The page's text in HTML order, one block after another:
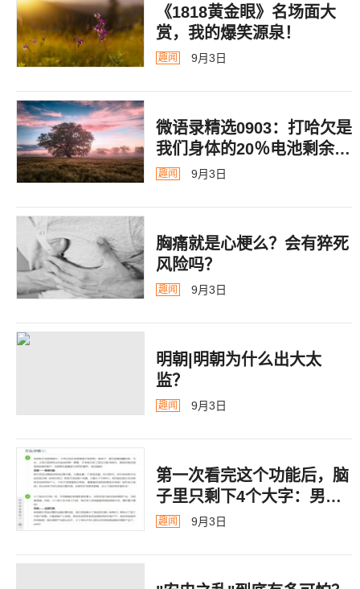
《1818黄金眼》名场面大
赏，我的爆笑源泉！
趣闻 9月3日
微语录精选0903：打哈欠是
我们身体的20％电池剩余警
告
趣闻 9月3日
胸痛就是心梗么？会有猝死
风险吗？
趣闻 9月3日
明朝|明朝为什么出大太
监？ ​​​
趣闻 9月3日
第一次看完这个功能后，脑
子里只剩下4个大字：男德
银行
趣闻 9月3日